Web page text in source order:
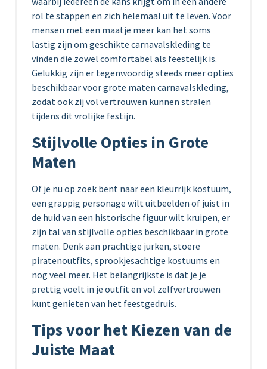
rol te stappen en zich helemaal uit te leven. Voor
mensen met een maatje meer kan het soms
lastig zijn om geschikte carnavalskleding te
vinden die zowel comfortabel als feestelijk is.
Gelukkig zijn er tegenwoordig steeds meer opties
beschikbaar voor grote maten carnavalskleding,
zodat ook zij vol vertrouwen kunnen stralen
tijdens dit vrolijke festijn.
Stijlvolle Opties in Grote
Maten
Of je nu op zoek bent naar een kleurrijk kostuum,
een grappig personage wilt uitbeelden of juist in
de huid van een historische figuur wilt kruipen, er
zijn tal van stijlvolle opties beschikbaar in grote
maten. Denk aan prachtige jurken, stoere
piratenoutfits, sprookjesachtige kostuums en
nog veel meer. Het belangrijkste is dat je je
prettig voelt in je outfit en vol zelfvertrouwen
kunt genieten van het feestgedruis.
Tips voor het Kiezen van de
Juiste Maat